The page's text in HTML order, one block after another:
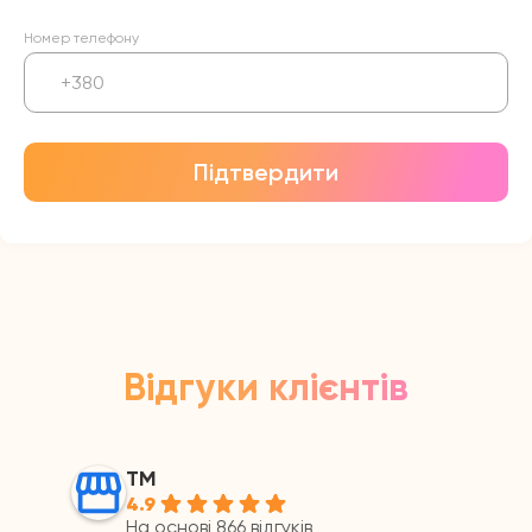
Номер телефону
Підтвердити
Відгуки клієнтів
ТМ
4.9
На основі 866 відгуків